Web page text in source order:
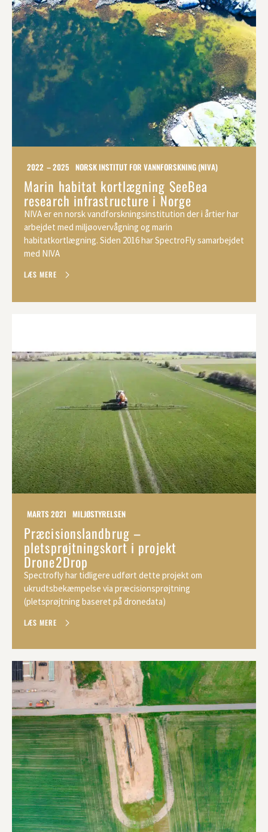
2022 – 2025 NORSK INSTITUT FOR VANNFORSKNING (NIVA)
Marin habitat kortlægning SeeBea
research infrastructure i Norge
NIVA er en norsk vandforskningsinstitution der i årtier har
arbejdet med miljøovervågning og marin
habitatkortlægning. Siden 2016 har SpectroFly samarbejdet
med NIVA
LÆS MERE
MARTS 2021 MILJØSTYRELSEN
Præcisionslandbrug –
pletsprøjtningskort i projekt
Drone2Drop
Spectrofly har tidligere udført dette projekt om
ukrudtsbekæmpelse via præcisionsprøjtning
(pletsprøjtning baseret på dronedata)
LÆS MERE